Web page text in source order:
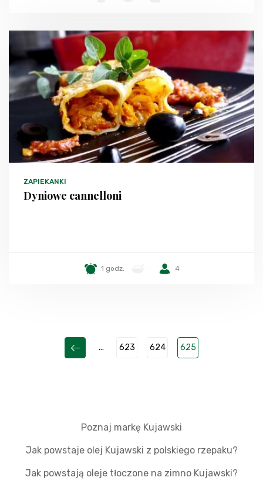
ZAPIEKANKI
Dyniowe cannelloni
1 godz. 4
... 623 624 625
Poznaj markę Kujawski
Jak powstaje olej Kujawski z polskiego rzepaku?
Jak powstają oleje tłoczone na zimno Kujawski?